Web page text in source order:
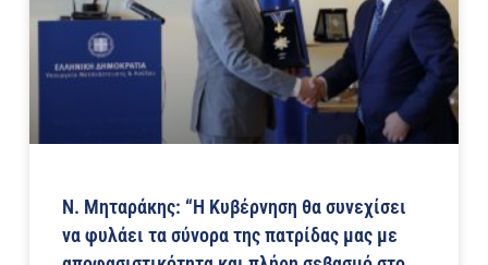
Ν. Μηταράκης: “Η Κυβέρνηση θα συνεχίσει
να φυλάει τα σύνορα της πατρίδας μας με